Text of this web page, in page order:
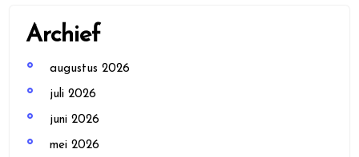
Archief
augustus 2026
juli 2026
juni 2026
mei 2026